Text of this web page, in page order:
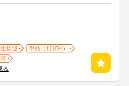
歓迎
単発（1日OK）
る